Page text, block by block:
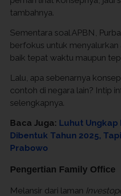
tambahnya.
Sementara soal APBN,
berfokus untuk
baik tepat waktu maupun
Lalu, apa sebenarnya
contoh di negara lain? Intip
selengkapnya.
Baca Juga: Luhut Ungkap
Dibentuk Tahun 2025,
Prabowo
Pengertian Family Office
Melansir dari laman